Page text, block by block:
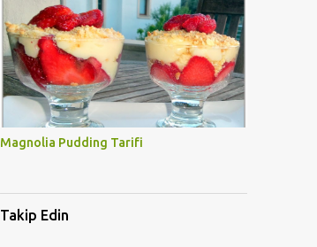
Magnolia Pudding Tarifi
Takip Edin